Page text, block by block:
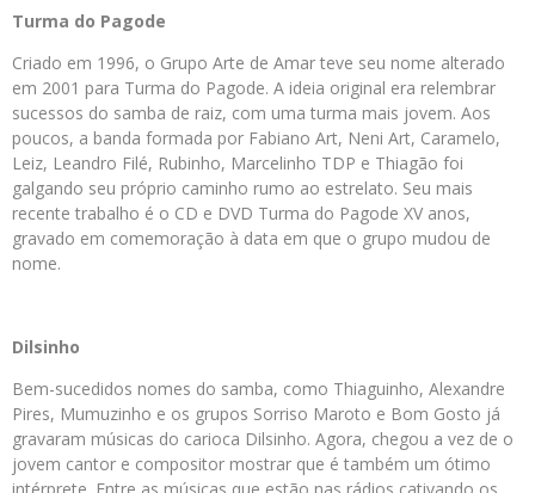
Turma do Pagode
Criado em 1996, o Grupo Arte de Amar teve seu nome alterado
em 2001 para Turma do Pagode. A ideia original era relembrar
sucessos do samba de raiz, com uma turma mais jovem. Aos
poucos, a banda formada por Fabiano Art, Neni Art, Caramelo,
Leiz, Leandro Filé, Rubinho, Marcelinho TDP e Thiagão foi
galgando seu próprio caminho rumo ao estrelato. Seu mais
recente trabalho é o CD e DVD Turma do Pagode XV anos,
gravado em comemoração à data em que o grupo mudou de
nome.
Dilsinho
Bem-sucedidos nomes do samba, como Thiaguinho, Alexandre
Pires, Mumuzinho e os grupos Sorriso Maroto e Bom Gosto já
gravaram músicas do carioca Dilsinho. Agora, chegou a vez de o
jovem cantor e compositor mostrar que é também um ótimo